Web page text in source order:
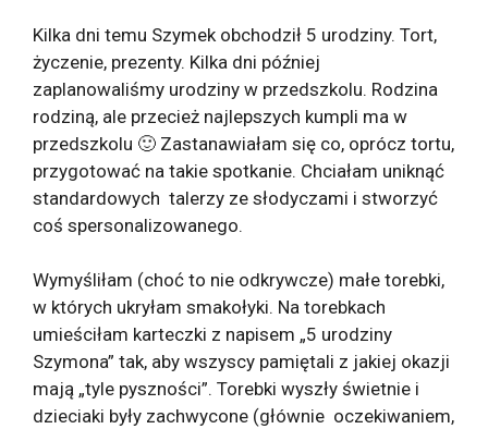
Kilka dni temu Szymek obchodził 5 urodziny. Tort,
życzenie, prezenty. Kilka dni później
zaplanowaliśmy urodziny w przedszkolu. Rodzina
rodziną, ale przecież najlepszych kumpli ma w
przedszkolu 🙂 Zastanawiałam się co, oprócz tortu,
przygotować na takie spotkanie. Chciałam uniknąć
standardowych talerzy ze słodyczami i stworzyć
coś spersonalizowanego.
Wymyśliłam (choć to nie odkrywcze) małe torebki,
w których ukryłam smakołyki. Na torebkach
umieściłam karteczki z napisem „5 urodziny
Szymona” tak, aby wszyscy pamiętali z jakiej okazji
mają „tyle pyszności”. Torebki wyszły świetnie i
dzieciaki były zachwycone (głównie oczekiwaniem,